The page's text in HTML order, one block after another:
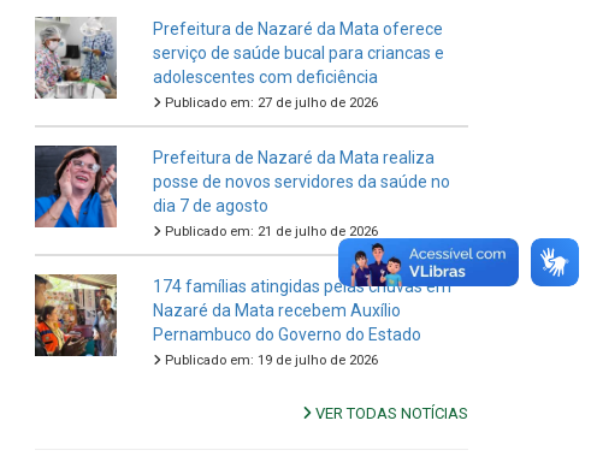
Prefeitura de Nazaré da Mata oferece
serviço de saúde bucal para criancas e
adolescentes com deficiência
Publicado em: 27 de julho de 2026
Prefeitura de Nazaré da Mata realiza
posse de novos servidores da saúde no
dia 7 de agosto
Publicado em: 21 de julho de 2026
174 famílias atingidas pelas chuvas em
Nazaré da Mata recebem Auxílio
Pernambuco do Governo do Estado
Publicado em: 19 de julho de 2026
VER TODAS NOTÍCIAS